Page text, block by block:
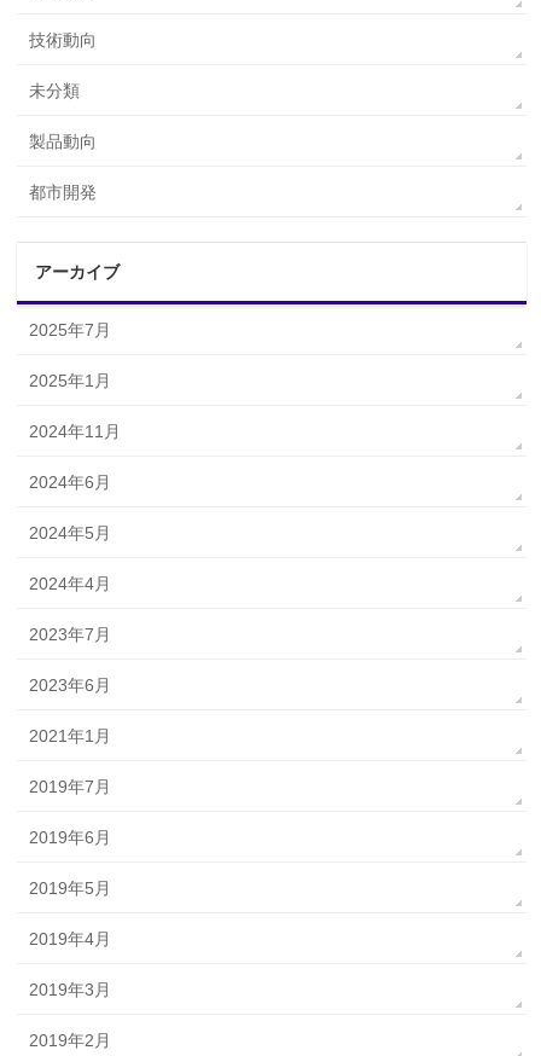
技術動向
未分類
製品動向
都市開発
アーカイブ
2025年7月
2025年1月
2024年11月
2024年6月
2024年5月
2024年4月
2023年7月
2023年6月
2021年1月
2019年7月
2019年6月
2019年5月
2019年4月
2019年3月
2019年2月